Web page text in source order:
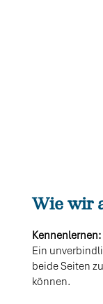
Wie wir
Kennenlernen:
Ein
beide Seiten
können.